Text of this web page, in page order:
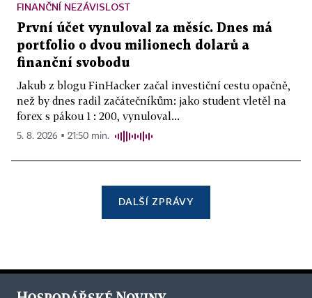
FINANČNÍ NEZÁVISLOST
První účet vynuloval za měsíc. Dnes má
portfolio o dvou milionech dolarů a
finanční svobodu
Jakub z blogu FinHacker začal investiční cestu opačně,
než by dnes radil začátečníkům: jako student vletěl na
forex s pákou 1 : 200, vynuloval...
5. 8. 2026 ▪ 21:50 min.
DALŠÍ ZPRÁVY